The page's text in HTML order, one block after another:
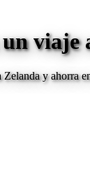
un viaje
Zelanday ahorra